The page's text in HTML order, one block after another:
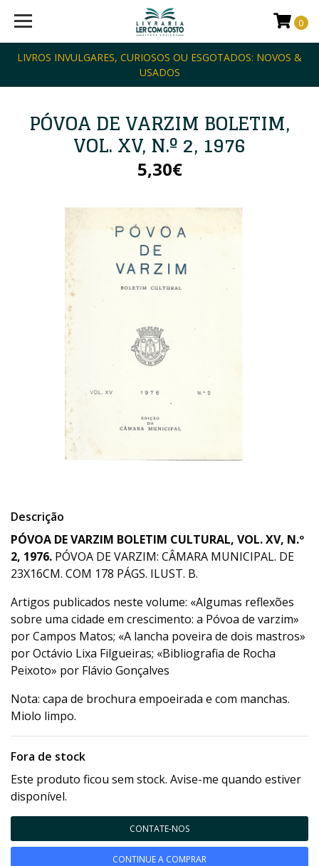
LIVROS INVULGARES, CURIOSOS OU ESGOTADOS: NOVOS &
USADOS
0
PÓVOA DE VARZIM BOLETIM,
VOL. XV, N.º 2, 1976
5,30€
Descrição
PÓVOA DE VARZIM BOLETIM CULTURAL, VOL. XV, N.º
2, 1976. PÓVOA DE VARZIM: CÂMARA MUNICIPAL. DE
23X16CM. COM 178 PÁGS. ILUST. B.
Artigos publicados neste volume: «Algumas reflexões
sobre uma cidade em crescimento: a Póvoa de varzim»
por Campos Matos; «A lancha poveira de dois mastros»
por Octávio Lixa Filgueiras; «Bibliografia de Rocha
Peixoto» por Flávio Gonçalves
Nota: capa de brochura empoeirada e com manchas.
Miolo limpo.
Fora de stock
Este produto ficou sem stock. Avise-me quando estiver
disponível.
CONTATE-NOS
CONTINUE A COMPRAR